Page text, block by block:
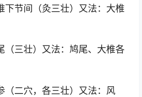
节间（灸三壮）又法：大椎
三壮）又法：鸠尾、大椎各
二穴，各三壮）又法：风